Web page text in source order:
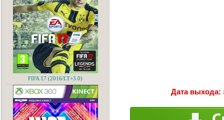
Дата выхода:
FIFA 17 (2016/LT+3.0)